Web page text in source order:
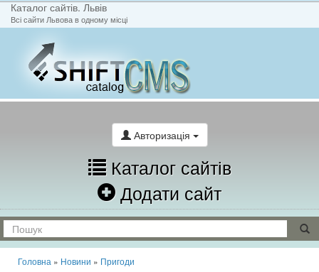
Каталог сайтів. Львів
Всі сайти Львова в одному місці
Авторизація
Каталог сайтів
Додати сайт
Головна » Новини » Пригоди